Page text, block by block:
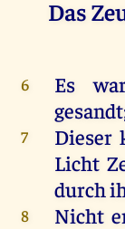
Das
6 Es
gesandt
7 Dieser
Licht
durch
8 Nicht